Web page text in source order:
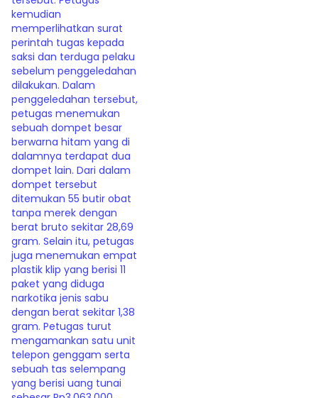
kemudian
memperlihatkan surat
perintah tugas kepada
saksi dan terduga pelaku
sebelum penggeledahan
dilakukan. Dalam
penggeledahan tersebut,
petugas menemukan
sebuah dompet besar
berwarna hitam yang di
dalamnya terdapat dua
dompet lain. Dari dalam
dompet tersebut
ditemukan 55 butir obat
tanpa merek dengan
berat bruto sekitar 28,69
gram. Selain itu, petugas
juga menemukan empat
plastik klip yang berisi 11
paket yang diduga
narkotika jenis sabu
dengan berat sekitar 1,38
gram. Petugas turut
mengamankan satu unit
telepon genggam serta
sebuah tas selempang
yang berisi uang tunai